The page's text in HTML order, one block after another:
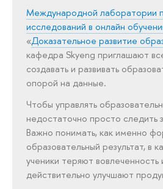
Международной лаборатории
исследований в онлайн
«Доказательное развитие
кафедра Skyeng приглашают
создавать и развивать
опорой на данные.
Чтобы управлять
недостаточно просто следить
Важно понимать, как именно
образовательный результат, в
ученики теряют
действительно улучшают